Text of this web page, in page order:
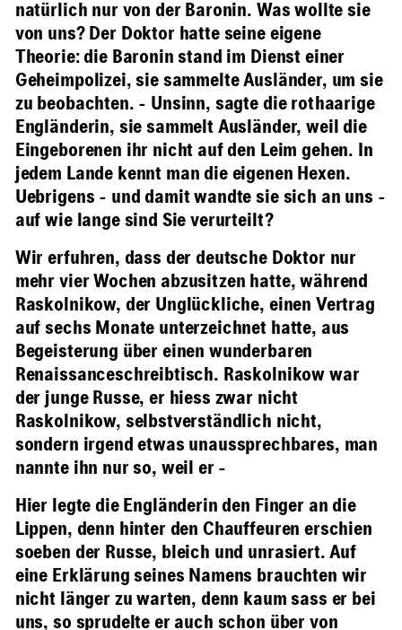
natürlich nur von der Baronin. Was wollte sie
von uns? Der Doktor hatte seine eigene
Theorie: die Baronin stand im Dienst einer
Geheimpolizei, sie sammelte Ausländer, um sie
zu beobachten. - Unsinn, sagte die rothaarige
Engländerin, sie sammelt Ausländer, weil die
Eingeborenen ihr nicht auf den Leim gehen. In
jedem Lande kennt man die eigenen Hexen.
Uebrigens - und damit wandte sie sich an uns -
auf wie lange sind Sie verurteilt?
Wir erfuhren, dass der deutsche Doktor nur
mehr vier Wochen abzusitzen hatte, während
Raskolnikow, der Unglückliche, einen Vertrag
auf sechs Monate unterzeichnet hatte, aus
Begeisterung über einen wunderbaren
Renaissanceschreibtisch. Raskolnikow war
der junge Russe, er hiess zwar nicht
Raskolnikow, selbstverständlich nicht,
sondern irgend etwas unaussprechbares, man
nannte ihn nur so, weil er -
Hier legte die Engländerin den Finger an die
Lippen, denn hinter den Chauffeuren erschien
soeben der Russe, bleich und unrasiert. Auf
eine Erklärung seines Namens brauchten wir
nicht länger zu warten, denn kaum sass er bei
uns, so sprudelte er auch schon über von